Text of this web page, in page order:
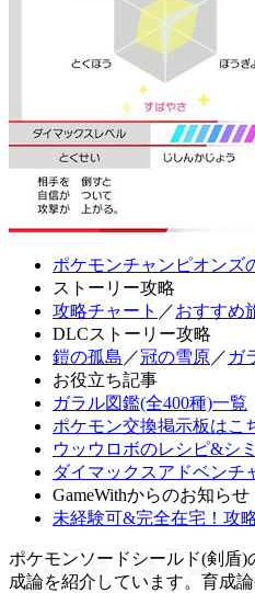
ポケモンチャンピオンズ
ストーリー攻略
攻略チャート ／おすすめ
DLCストーリー攻略
鎧の孤島 ／冠の雪原／ ガ
お役立ち記事
ガラル図鑑(全400種)一覧
ポケモン交換掲示板はこ
ウッウロボのレシピ&シ
ダイマックスアドベンチ
GameWithからのお知らせ
未経験可&完全在宅！攻
ポケモンソードシールド(剣盾
成論を紹介しています。育成